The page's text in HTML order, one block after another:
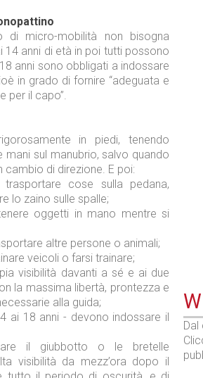
di micro-mobilità non bisogna
14 anni di età in poi tutti possono
anni sono obbligati a indossare
in grado di fornire “adeguata e
per il capo”.
in piedi, tenendo
mani sul manubrio, salvo quando
cambio di direzione. E poi:
cose sulla pedana,
lo zaino sulle spalle;
oggetti in mano mentre si
altre persone o animali;
veicoli o farsi trainare;
visibilità davanti a sé e ai due
la massima libertà, prontezza e
alla guida;
ai 18 anni - devono indossare il
il giubbotto o le bretelle
visibilità da mezz’ora dopo il